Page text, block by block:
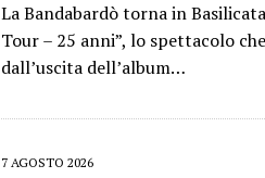
La Bandabardò torna in
Tour – 25 anni”, lo spettacolo
dall’uscita dell’album…
7 AGOSTO 2026